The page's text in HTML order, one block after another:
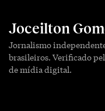
Joceilton
Jornalismo
brasileiros. Verificado
de mídia digital.